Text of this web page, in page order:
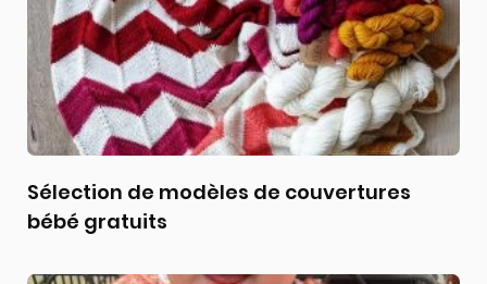
Sélection de modèles de couvertures
bébé gratuits